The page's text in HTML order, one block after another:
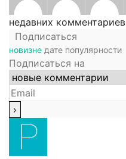
недавних комментариев
Подписаться
новизне дате популярности
Подписаться на